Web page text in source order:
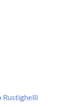
Rustighelli